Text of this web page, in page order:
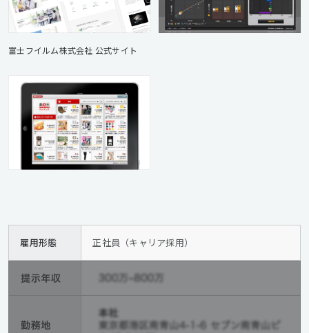
富士フイルム株式会社 公式サイト
雇用形態 正社員（キャリア採用）